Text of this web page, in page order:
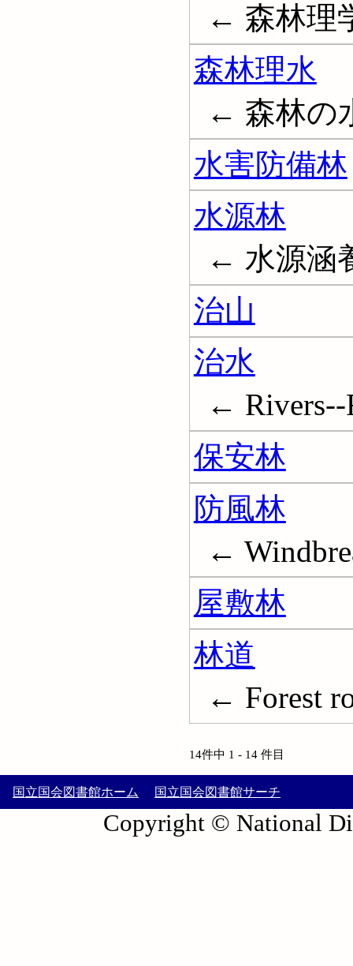
← 森林理
森林理水
← 森林の
水害防備林
水源林
← 水源涵
治山
治水
← Rivers--
保安林
防風林
←
屋敷林
林道
← Forest
14件中 1 - 14 件目
国立国会図書館ホーム 国立国会図書館サーチ
Copyright © National